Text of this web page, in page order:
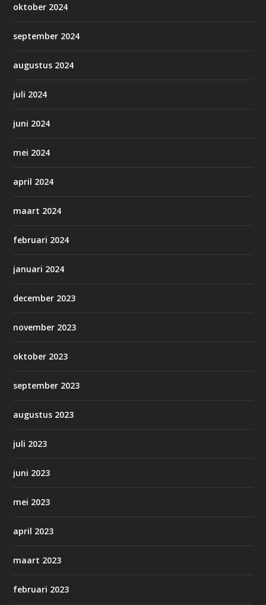
oktober 2024
september 2024
augustus 2024
juli 2024
juni 2024
mei 2024
april 2024
maart 2024
februari 2024
januari 2024
december 2023
november 2023
oktober 2023
september 2023
augustus 2023
juli 2023
juni 2023
mei 2023
april 2023
maart 2023
februari 2023